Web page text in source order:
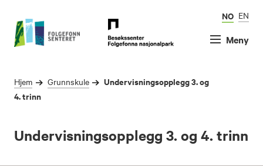
NO EN
Meny
Hjem Grunnskule
Undervisningsopplegg 3. og
4. trinn
Undervisningsopplegg 3. og 4. trinn